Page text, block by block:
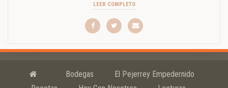
LEER COMPLETO
Bodegas
El Pejerrey Empedernido